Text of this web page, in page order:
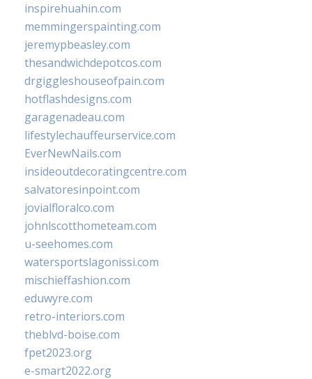
inspirehuahin.com
memmingerspainting.com
jeremypbeasley.com
thesandwichdepotcos.com
drgiggleshouseofpain.com
hotflashdesigns.com
garagenadeau.com
lifestylechauffeurservice.com
EverNewNails.com
insideoutdecoratingcentre.com
salvatoresinpoint.com
jovialfloralco.com
johnlscotthometeam.com
u-seehomes.com
watersportslagonissi.com
mischieffashion.com
eduwyre.com
retro-interiors.com
theblvd-boise.com
fpet2023.org
e-smart2022.org